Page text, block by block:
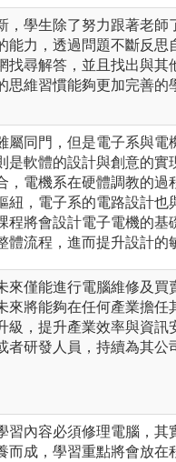
，學生除了努力跟著老師
能力，透過問題不斷反思
找尋解答，並且找出與其
思維習慣能夠更加完善的
屬同門，但是電子系與電
是軟體的設計與創意的實
，電機系在硬體調教的過
紐，電子系的電路設計也
程將會設計電子電機的基
體流程，進而提升設計的
來僅能進行電腦維修及買
來將能夠在任何產業擔任
級，提升產業效率與資訊
者研發人員，持續為其公
習內容必須修理電腦，其
而成，學習重點將會放在